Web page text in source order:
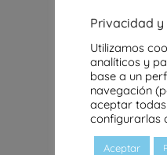
Privacidad
Utilizamos
analíticos y
base a un
navegación
aceptar todas
configurarlas
Aceptar